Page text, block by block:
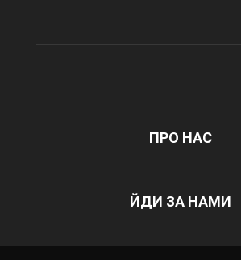
ПРО НАС
ЙДИ ЗА НАМИ